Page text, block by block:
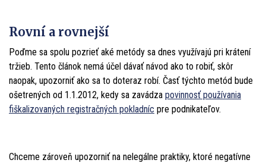
Rovní a rovnejší
Poďme sa spolu pozrieť aké metódy sa dnes využívajú pri krátení
tržieb. Tento článok nemá účel dávať návod ako to robiť, skôr
naopak, upozorniť ako sa to doteraz robí. Časť týchto metód bude
ošetrených od 1.1.2012, kedy sa zavádza povinnosť používania
fiškalizovaných registračných pokladníc pre podnikateľov.
Chceme zároveň upozorniť na nelegálne praktiky, ktoré negatívne